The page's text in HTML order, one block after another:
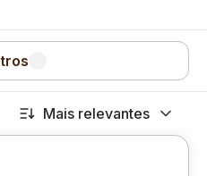
Mais relevantes